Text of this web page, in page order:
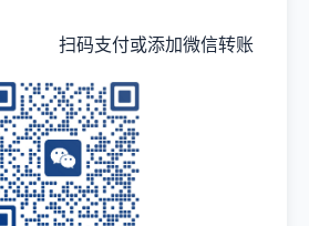
扫码支付或添加微信转账